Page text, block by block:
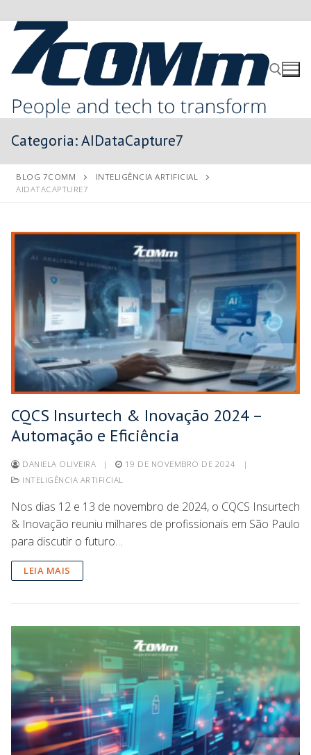
Categoria:AIDataCapture7
BLOG 7COMM
INTELIGÊNCIA ARTIFICIAL
AIDATACAPTURE7
CQCS Insurtech & Inovação 2024 –
Automação e Eficiência
DANIELA OLIVEIRA | 19 DE NOVEMBRO DE 2024
|
INTELIGÊNCIA ARTIFICIAL
Nos dias 12 e 13 de novembro de 2024, o CQCS Insurtech
& Inovação reuniu milhares de profissionais em São Paulo
para discutir o futuro…
LEIA MAIS